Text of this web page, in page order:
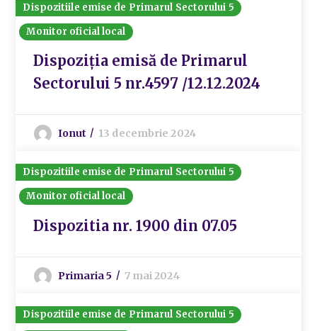
Dispozitiile emise de Primarul Sectorului 5
Monitor oficial local
Dispoziția emisă de Primarul
Sectorului 5 nr.4597 /12.12.2024
Ionut 13 decembrie 2024
Dispozitiile emise de Primarul Sectorului 5
Monitor oficial local
Dispozitia nr. 1900 din 07.05
Primaria 5 7 mai 2024
Dispozitiile emise de Primarul Sectorului 5